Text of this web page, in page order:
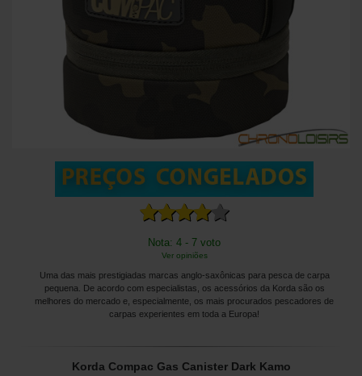
Nota: 4 - 7 voto
Ver opiniões
Uma das mais prestigiadas marcas anglo-saxônicas para pesca de carpa
pequena. De acordo com especialistas, os acessórios da Korda são os
melhores do mercado e, especialmente, os mais procurados pescadores de
carpas experientes em toda a Europa!
Korda Compac Gas Canister Dark Kamo